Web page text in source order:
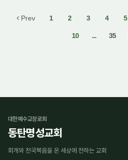
Prev 1 2 3 4 5
10 ... 35
대한예수교장로회
동탄명성교회
회개와 천국복음을 온 세상에 전하는 교회